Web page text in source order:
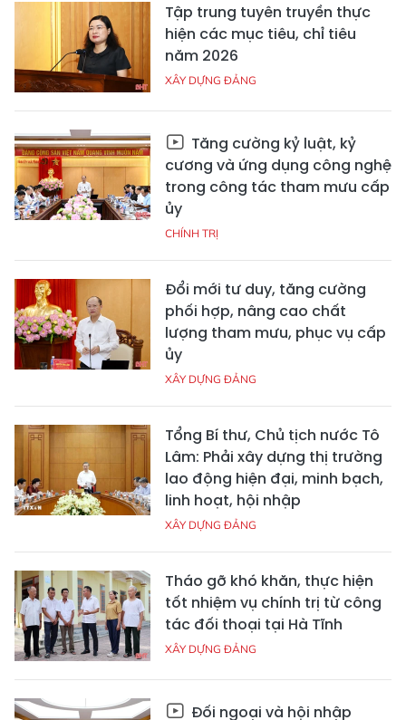
Tập trung tuyên truyền thực
hiện các mục tiêu, chỉ tiêu
năm 2026
XÂY DỰNG ĐẢNG
Tăng cường kỷ luật, kỷ
cương và ứng dụng công nghệ
trong công tác tham mưu cấp
ủy
CHÍNH TRỊ
Đổi mới tư duy, tăng cường
phối hợp, nâng cao chất
lượng tham mưu, phục vụ cấp
ủy
XÂY DỰNG ĐẢNG
Tổng Bí thư, Chủ tịch nước Tô
Lâm: Phải xây dựng thị trường
lao động hiện đại, minh bạch,
linh hoạt, hội nhập
XÂY DỰNG ĐẢNG
Tháo gỡ khó khăn, thực hiện
tốt nhiệm vụ chính trị từ công
tác đối thoại tại Hà Tĩnh
XÂY DỰNG ĐẢNG
Đối ngoại và hội nhập